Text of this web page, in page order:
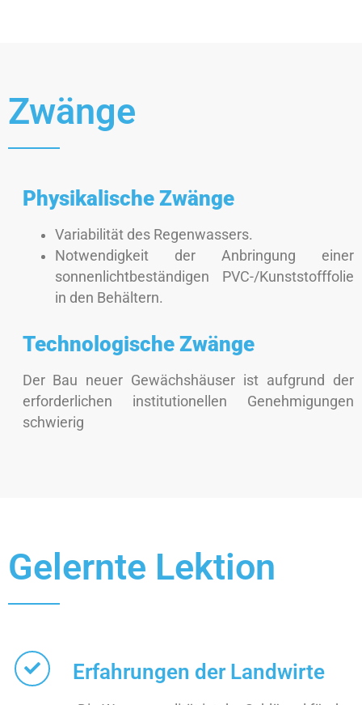
Zwänge
Physikalische Zwänge
Variabilität des Regenwassers.
Notwendigkeit der Anbringung einer
sonnenlichtbeständigen PVC-/Kunststofffolie
in den Behältern.
Technologische Zwänge
Der Bau neuer Gewächshäuser ist aufgrund der
erforderlichen institutionellen Genehmigungen
schwierig
Gelernte Lektion
Erfahrungen der Landwirte